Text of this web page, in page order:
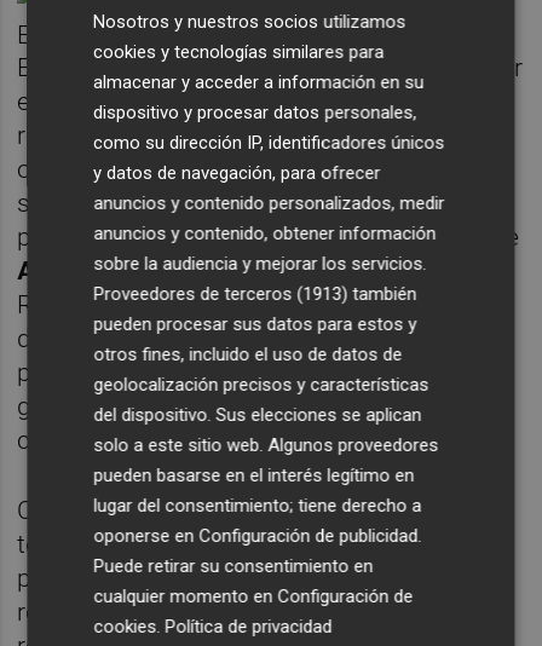
Esta es otra de las asignaturas a estudiar por
el presidente valenciano: el congreso
regional, cuyo debate sobre quien va a
ostentar la secretaría general y sobre cómo
se definirá la estructura está abierto. Fabra
piensa en José Císcar o en la continuidad de
Antonio Clementemientras que Barberá y
Rus tienen otras propuestas. Además, antes
de verano llegarán también los congresos
provinciales: problemas en norte y sur: la
gestión en la salida de Carlos Fabra y el
cambio de era previsto en Alicante.
Con todo ello, pese a que Alberto Fabra ha
tenido un buen fin de semana, se han
producido suficientes indicativos para
recordarle que, aunque su autoridad es
Nosotros y nuestros socios utilizamos
cookies y tecnologías similares para
almacenar y acceder a información en su
dispositivo y procesar datos personales,
como su dirección IP, identificadores únicos
y datos de navegación, para ofrecer
anuncios y contenido personalizados, medir
anuncios y contenido, obtener información
sobre la audiencia y mejorar los servicios.
Proveedores de terceros (1913) también
pueden procesar sus datos para estos y
otros fines, incluido el uso de datos de
geolocalización precisos y características
del dispositivo. Sus elecciones se aplican
solo a este sitio web. Algunos proveedores
pueden basarse en el interés legítimo en
lugar del consentimiento; tiene derecho a
oponerse enConfiguración de publicidad
Puede retirar su consentimiento en
cualquier momento enConfiguración de
cookies .Política de privacidad